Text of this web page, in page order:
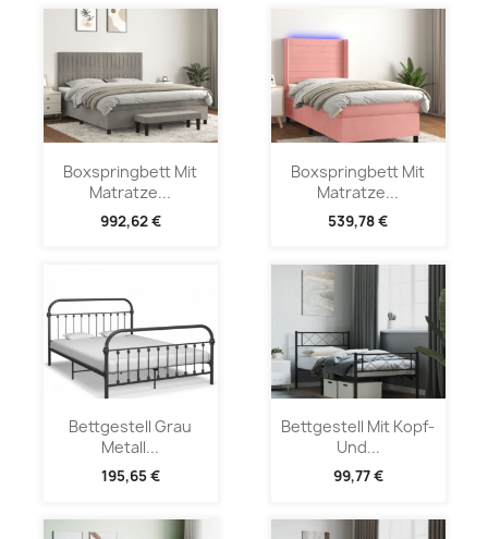
Boxspringbett Mit
Matratze...
992,62 €
Boxspringbett Mit
Matratze...
539,78 €
Bettgestell Grau
Metall...
195,65 €
Bettgestell Mit Kopf-
Und...
99,77 €